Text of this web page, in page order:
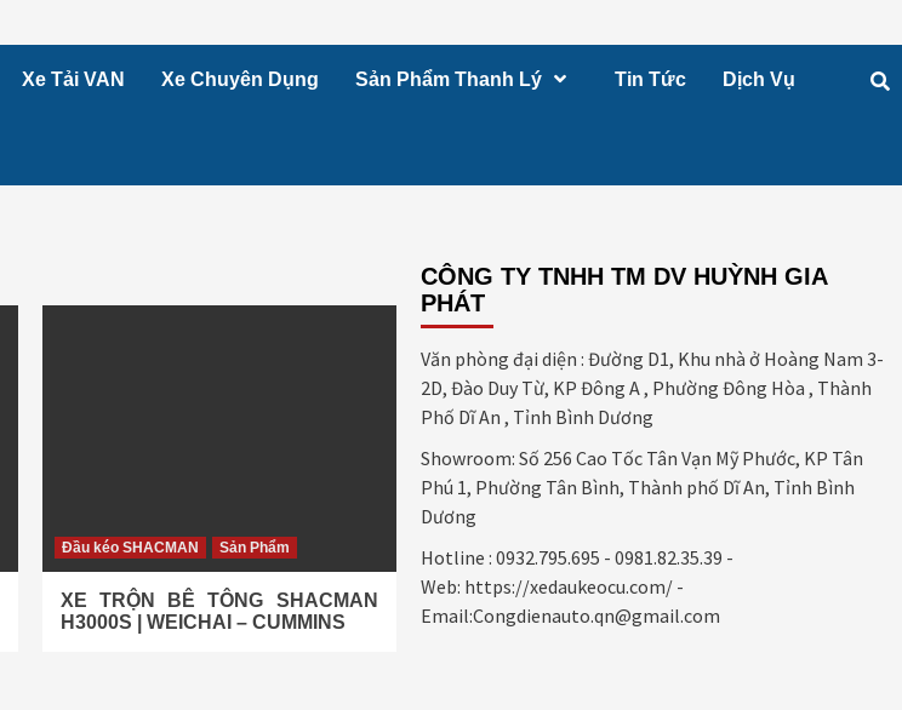
Xe Tải VAN Xe Chuyên Dụng Sản Phẩm Thanh Lý Tin Tức Dịch Vụ
Đầu kéo SHACMAN Sản Phẩm
XE TRỘN BÊ TÔNG SHACMAN
H3000S | WEICHAI – CUMMINS
CÔNG TY TNHH TM DV HUỲNH GIA
PHÁT
Văn phòng đại diện : Đường D1, Khu nhà ở Hoàng Nam 3-
2D, Đào Duy Từ, KP Đông A , Phường Đông Hòa , Thành
Phố Dĩ An , Tỉnh Bình Dương
Showroom: Số 256 Cao Tốc Tân Vạn Mỹ Phước, KP Tân
Phú 1, Phường Tân Bình, Thành phố Dĩ An, Tỉnh Bình
Dương
Hotline : 0932.795.695 - 0981.82.35.39 -
Web: https://xedaukeocu.com/ -
Email:Congdienauto.qn@gmail.com